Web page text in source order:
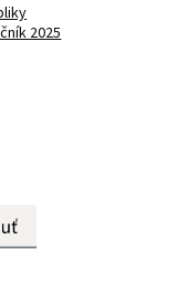
2025